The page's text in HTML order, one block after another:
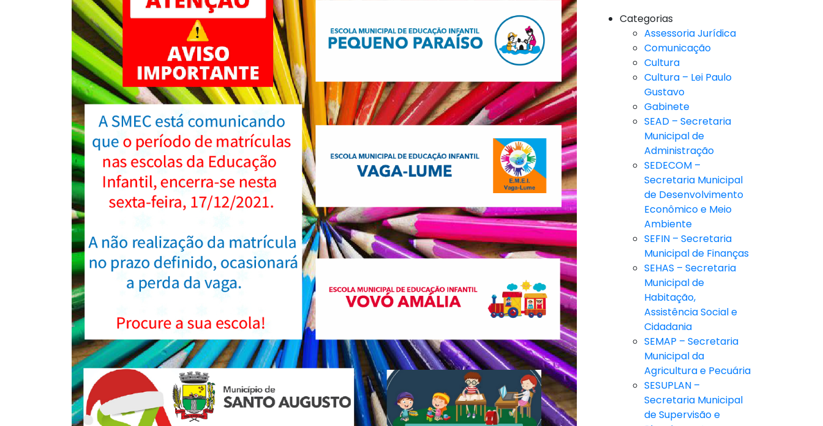
Categorias
Assessoria Jurídica
Comunicação
Cultura
Cultura – Lei Paulo
Gustavo
Gabinete
SEAD – Secretaria
Municipal de
Administração
SEDECOM –
Secretaria Municipal
de Desenvolvimento
Econômico e Meio
Ambiente
SEFIN – Secretaria
Municipal de Finanças
SEHAS – Secretaria
Municipal de
Habitação,
Assistência Social e
Cidadania
SEMAP – Secretaria
Municipal da
Agricultura e Pecuária
SESUPLAN –
Secretaria Municipal
de Supervisão e